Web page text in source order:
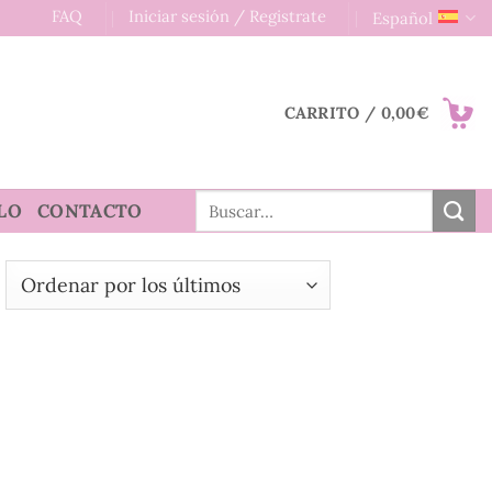
FAQ Iniciar sesión / Registrate Español
CARRITO / 0,00€
CONTACTO
Buscar